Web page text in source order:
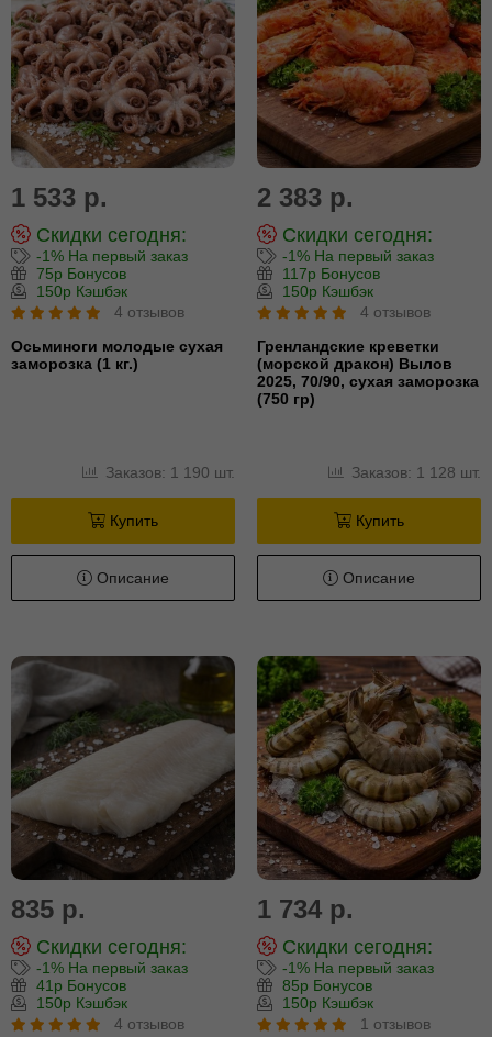
1 533 р.
Скидки сегодня:
-1% На первый заказ
75р Бонусов
150р Кэшбэк
4 отзывов
Осьминоги молодые сухая
заморозка (1 кг.)
Заказов: 1 190 шт.
Купить
Описание
2 383 р.
Скидки сегодня:
-1% На первый заказ
117р Бонусов
150р Кэшбэк
4 отзывов
Гренландские креветки
(морской дракон) Вылов
2025, 70/90, сухая заморозка
(750 гр)
Заказов: 1 128 шт.
Купить
Описание
835 р.
Скидки сегодня:
-1% На первый заказ
41р Бонусов
150р Кэшбэк
4 отзывов
1 734 р.
Скидки сегодня:
-1% На первый заказ
85р Бонусов
150р Кэшбэк
1 отзывов